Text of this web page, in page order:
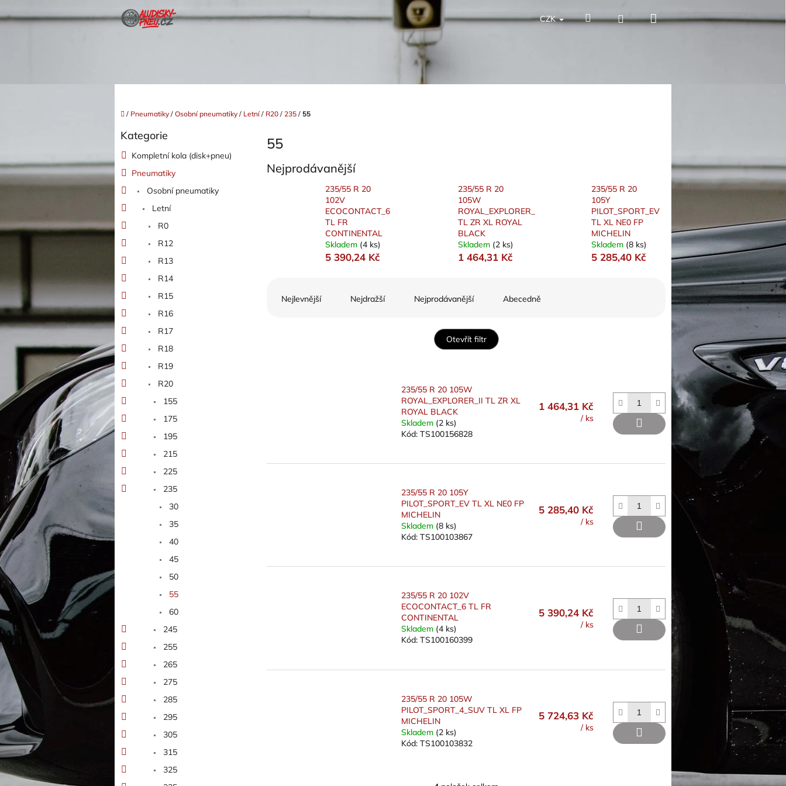
na
CZK HledatPřihlášeníNákupní
Domů
/ Pneumatiky / Osobní pneumatiky / Letní / R20 / 235 / 55
t
r
a
í
p
l
Přeskočit
Kategorie
Kompletní kola (disk+pneu)
Pneumatiky
Osobní pneumatiky
Letní
R0
R12
R13
R14
R15
R16
R17
R18
R19
R20
155
175
195
215
225
235
30
35
40
45
50
55
60
245
255
265
275
285
295
305
315
325
55
Nejprodávanější
235/55 R 20
102V
ECOCONTACT_6
TL FR
CONTINENTAL
Skladem (4 ks)
5 390,24 Kč
235/55 R 20
105W
ROYAL_EXPLORER_II
TL ZR XL ROYAL
BLACK
Skladem (2 ks)
1 464,31 Kč
235/55 R 20
105Y
PILOT_SPORT_EV
TL XL NE0 FP
MICHELIN
Skladem (8 ks)
5 285,40 Kč
Nejlevnější Nejdražší Nejprodávanější Abecedně
Otevřít filtr
235/55 R 20 105W
ROYAL_EXPLORER_II TL ZR XL
ROYAL BLACK
Skladem (2 ks)
Kód: TS100156828
1 464,31 Kč
/ ks
235/55 R 20 105Y
PILOT_SPORT_EV TL XL NE0 FP
MICHELIN
Skladem (8 ks)
Kód: TS100103867
5 285,40 Kč
/ ks
235/55 R 20 102V
ECOCONTACT_6 TL FR
CONTINENTAL
Skladem (4 ks)
Kód: TS100160399
5 390,24 Kč
/ ks
235/55 R 20 105W
PILOT_SPORT_4_SUV TL XL FP
MICHELIN
Skladem (2 ks)
Kód: TS100103832
5 724,63 Kč
/ ks